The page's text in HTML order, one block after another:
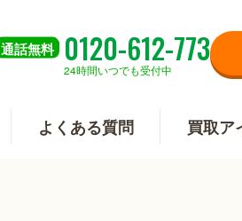
通話無料 0120-612-773
24時間いつでも受付中
よくある質問 買取ア